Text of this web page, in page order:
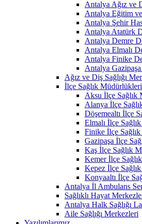
Antalya Ağız ve
Antalya Eğitim
Antalya Şehir
Antalya Atatürk
Antalya Demre
Antalya Elmalı
Antalya Finike
Antalya
Ağız ve Diş Sağlığı
İlçe Sağlık Müdürlükleri
Aksu İlçe Sağlık
Alanya İlçe
Döşemealtı İlçe
Elmalı İlçe
Finike İlçe
Gazipaşa İlçe
Kaş İlçe Sağlık
Kemer İlçe
Kepez İlçe
Konyaaltı İlçe
Antalya İl Ambulans
Sağlıklı Hayat
Antalya Halk Sağlığı
Aile Sağlığı Merkezleri